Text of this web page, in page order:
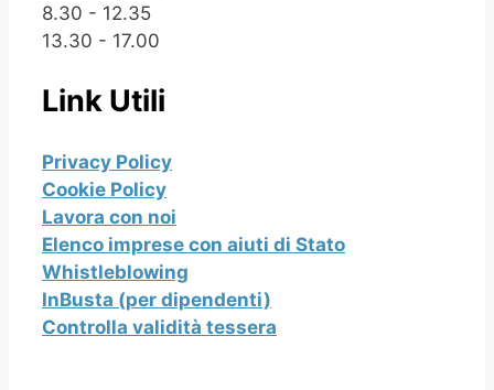
8.30 - 12.35
13.30 - 17.00
Link Utili
Privacy Policy
Cookie Policy
Lavora con noi
Elenco imprese con aiuti di Stato
Whistleblowing
InBusta (per dipendenti)
Controlla validità tessera